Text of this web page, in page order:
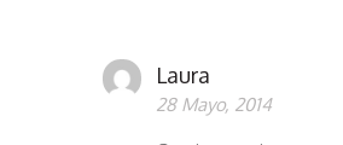
Laura
28 Mayo, 2014